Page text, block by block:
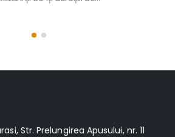
Str. Prelungirea Apusului, nr. 11